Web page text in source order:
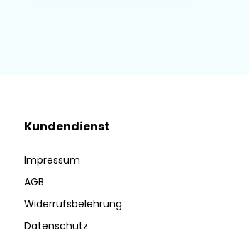
Kundendienst
Impressum
AGB
Widerrufsbelehrung
Datenschutz